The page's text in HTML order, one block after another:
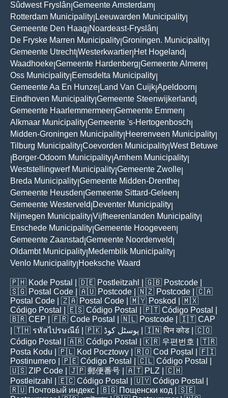
Sûdwest Fryslân Gemeente Amsterdam
Rotterdam Municipality Leeuwarden Municipality
Gemeente Den Haag Noardeast-Fryslân
De Fryske Marren Municipality Groningen. Municipality
Gemeente Utrecht|Westerkwartier Het Hogeland
Waadhoeke Gemeente Hardenberg Gemeente Almere
Oss Municipality Eemsdelta Municipality
Gemeente Aa En Hunze Land Van Cuijk Apeldoorn
Eindhoven Municipality Gemeente Steenwijkerland
Gemeente Haarlemmermeer Gemeente Emmen
Alkmaar Municipality Gemeente 's-Hertogenbosch
Midden-Groningen Municipality Heerenveen Municipality
Tilburg Municipality Coevorden Municipality West Betuwe
Borger-Odoorn Municipality Arnhem Municipality
Weststellingwerf Municipality Gemeente Zwolle
Breda Municipality Gemeente Midden-Drenthe
Gemeente Heusden Gemeente Sittard-Geleen
Gemeente Westerveld Deventer Municipality
Nijmegen Municipality Vijfheerenlanden Municipality
Enschede Municipality Gemeente Hoogeveen
Gemeente Zaanstad Gemeente Noordenveld
Oldambt Municipality Medemblik Municipality
Venlo Municipality Hoeksche Waard
🇵🇭 Kode Postal | 🇩🇪 Postleitzahl | 🇬🇧 Postcode
🇸🇬 Postal Code | 🇦🇺 Postcode | 🇳🇿 Postcode | 🇨🇦
Postal Code | 🇿🇦 Postal Code | 🇲🇾 Poskod
| 🇲🇽
Código Postal
| 🇪🇸 Código Postal | 🇵🇹 Código Postal
🇧🇷 CEP | 🇫🇷 Code Postal | 🇳🇱 Postcode | 🇮🇹 CAP
| 🇹🇭 รหัสไปรษณีย์ | 🇵🇰 پوسٹل کوڈ | 🇮🇳पिन कोड | 🇨🇴
Código Postal
| 🇦🇷 Código Postal | 🇰🇷 우편번호
| 🇹🇷
Posta Kodu | 🇵🇱 Kod Pocztowy | 🇷🇴 Cod Poștal
| 🇫🇮
Postinumero | 🇵🇪 Código Postal | 🇨🇱 Código Postal
🇺🇸 ZIP Code | 🇯🇵 郵便番号 | 🇦🇹 PLZ | 🇨🇭
Postleitzahl
| 🇪🇨 Código Postal | 🇺🇾 Código Postal
🇷🇺 Почтовый индекс | 🇧🇬 Пощенски код | 🇸🇪